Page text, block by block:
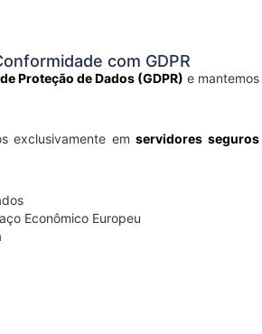
com GDPR
Proteção de Dados (GDPR) e
exclusivamente emservidores
Econômico Europeu